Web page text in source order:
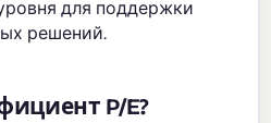
для поддержки
решений.
P/E?